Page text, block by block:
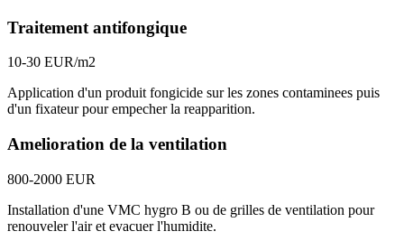
Traitement antifongique
10-30 EUR/m2
Application d'un produit fongicide sur les zones contaminees puis
d'un fixateur pour empecher la reapparition.
Amelioration de la ventilation
800-2000 EUR
Installation d'une VMC hygro B ou de grilles de ventilation pour
renouveler l'air et evacuer l'humidite.